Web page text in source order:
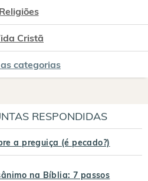
Religiões
Cristã
categorias
RESPONDIDAS
a preguiça (é pecado?)
na Bíblia: 7 passos